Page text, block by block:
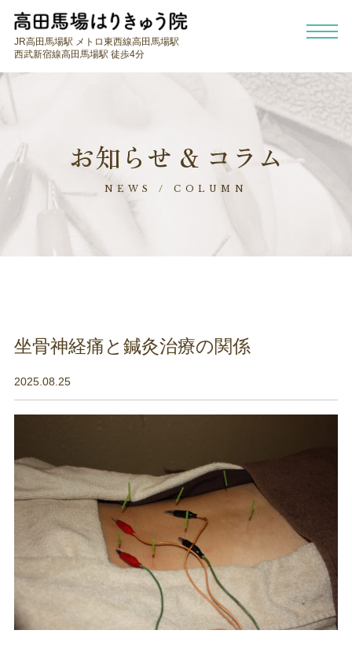
JR高田馬場駅 メトロ東西線高田馬場駅
西武新宿線高田馬場駅 徒歩4分
お知らせ & コラム
NEWS / COLUMN
坐骨神経痛と鍼灸治療の関係
2025.08.25